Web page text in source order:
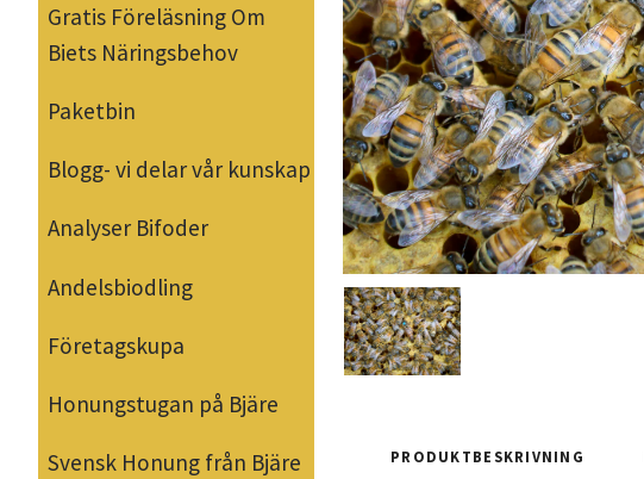
Gratis Föreläsning Om
Biets Näringsbehov
Paketbin
Blogg- vi delar vår kunskap
Analyser Bifoder
Andelsbiodling
Företagskupa
Honungstugan på Bjäre
Svensk Honung från Bjäre PRODUKTBESKRIVNING